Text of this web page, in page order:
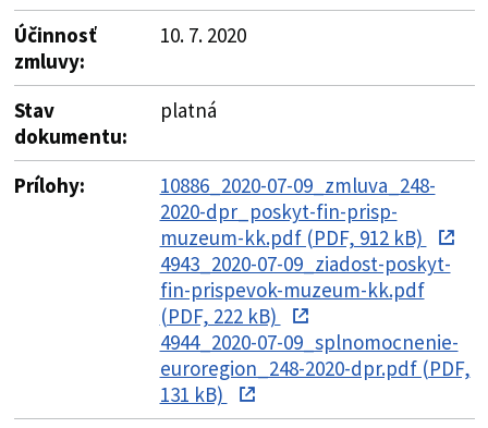
Účinnosť
zmluvy:
10. 7. 2020
Stav
dokumentu:
platná
Prílohy:
10886_2020-07-09_zmluva_248-
2020-dpr_poskyt-fin-prisp-
muzeum-kk.pdf (PDF, 912 kB)
4943_2020-07-09_ziadost-poskyt-
fin-prispevok-muzeum-kk.pdf
(PDF, 222 kB)
4944_2020-07-09_splnomocnenie-
euroregion_248-2020-dpr.pdf (PDF,
131 kB)